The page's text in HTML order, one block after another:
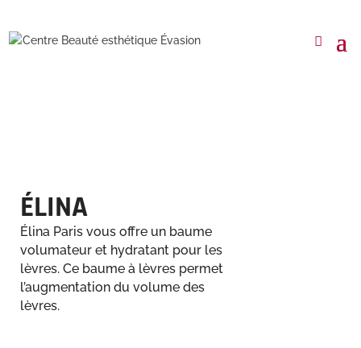
ÉLINA
Élina Paris vous offre un baume
volumateur et hydratant pour les
lèvres. Ce baume à lèvres permet
l’augmentation du volume des
lèvres.